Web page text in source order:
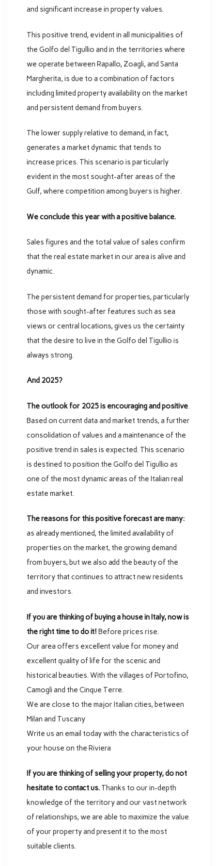
and significant increase in property values.
This positive trend, evident in all municipalities of
the Golfo del Tigullio and in the territories where
we operate between Rapallo, Zoagli, and Santa
Margherita, is due to a combination of factors
including limited property availability on the market
and persistent demand from buyers.
The lower supply relative to demand, in fact,
generates a market dynamic that tends to
increase prices. This scenario is particularly
evident in the most sought-after areas of the
Gulf, where competition among buyers is higher.
We conclude this year with a positive balance.
Sales figures and the total value of sales confirm
that the real estate market in our area is alive and
dynamic.
The persistent demand for properties, particularly
those with sought-after features such as sea
views or central locations, gives us the certainty
that the desire to live in the Golfo del Tigullio is
always strong.
And 2025?
The outlook for 2025 is encouraging and positive.
Based on current data and market trends, a further
consolidation of values and a maintenance of the
positive trend in sales is expected. This scenario
is destined to position the Golfo del Tigullio as
one of the most dynamic areas of the Italian real
estate market.
The reasons for this positive forecast are many:
as already mentioned, the limited availability of
properties on the market, the growing demand
from buyers, but we also add the beauty of the
territory that continues to attract new residents
and investors.
If you are thinking of buying a house in Italy, now is
the right time to do it! Before prices rise.
Our area offers excellent value for money and
excellent quality of life for the scenic and
historical beauties. With the villages of Portofino,
Camogli and the Cinque Terre.
We are close to the major Italian cities, between
Milan and Tuscany
Write us an email today with the characteristics of
your house on the Riviera
If you are thinking of selling your property, do not
hesitate to contact us. Thanks to our in-depth
knowledge of the territory and our vast network
of relationships, we are able to maximize the value
of your property and present it to the most
suitable clients.